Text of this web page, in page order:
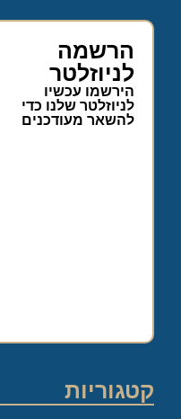
הרשמה
לניוזלטר
הירשמו עכשיו
לניוזלטר שלנו כדי
להשאר מעודכנים
קטגוריות